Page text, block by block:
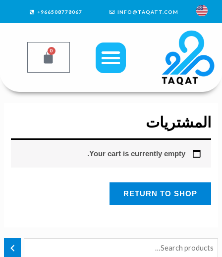
INFO@TAQATT.COM
966508778067+
0
المشتريات
Your cart is currently empty.
RETURN TO SHOP